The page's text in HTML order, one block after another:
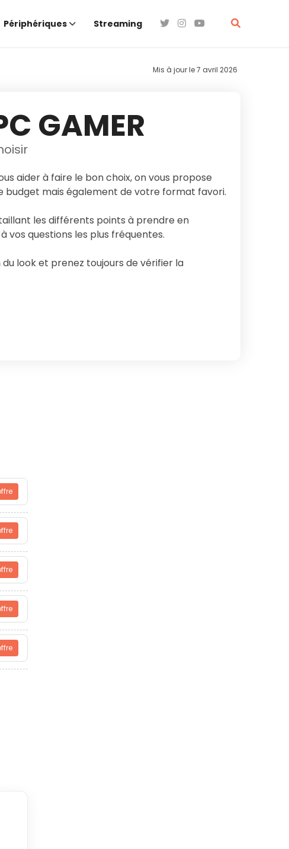
Périphériques Streaming
Mis à jour le7 avril 2026
GAMER
aider à faire le bon choix, on vous propose
budget mais également de votre format favori.
les différents points à prendre en
vos questions les plus fréquentes.
look et prenez toujours de vérifier la